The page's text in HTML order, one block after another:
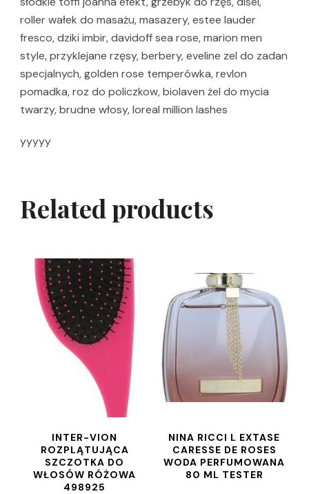
roller wałek do masażu, masazery, estee lauder
fresco, dziki imbir, davidoff sea rose, marion men
style, przyklejane rzęsy, berbery, eveline zel do zadan
specjalnych, golden rose temperówka, revlon
pomadka, roz do policzkow, biolaven żel do mycia
twarzy, brudne włosy, loreal million lashes
yyyyy
Related products
INTER-VION
ROZPLĄTUJĄCA
SZCZOTKA DO
WŁOSÓW RÓŻOWA
498925
NINA RICCI L EXTASE
CARESSE DE ROSES
WODA PERFUMOWANA
80 ML TESTER